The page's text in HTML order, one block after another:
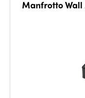
Manfrotto Wall